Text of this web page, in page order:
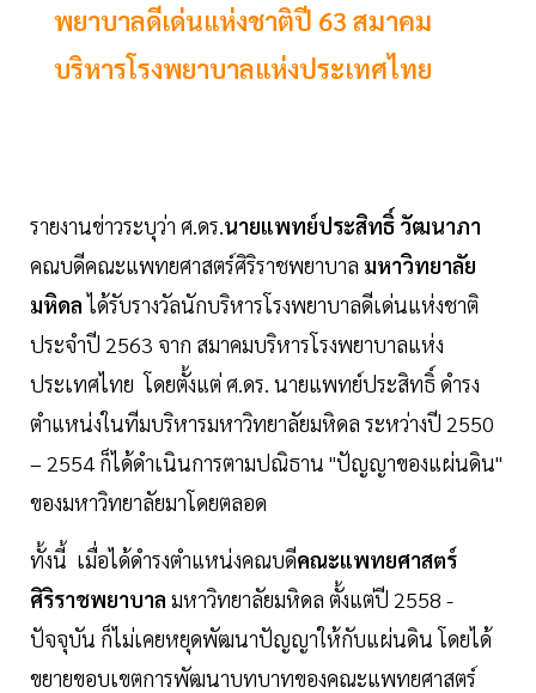
พยาบาลดีเด่นแห่งชาติปี 63 สมาคม
บริหารโรงพยาบาลแห่งประเทศไทย
รายงานข่าวระบุว่า ศ.ดร. นายแพทย์ประสิทธิ์ วัฒนาภา
คณบดีคณะแพทยศาสตร์ศิริราชพยาบาล มหาวิทยาลัย
มหิดลได้รับรางวัลนักบริหารโรงพยาบาลดีเด่นแห่งชาติ
ประจำปี 2563 จาก สมาคมบริหารโรงพยาบาลแห่ง
ประเทศไทย โดยตั้งแต่ ศ.ดร. นายแพทย์ประสิทธิ์ ดำรง
ตำแหน่งในทีมบริหารมหาวิทยาลัยมหิดล ระหว่างปี 2550
– 2554 ก็ได้ดำเนินการตามปณิธาน "ปัญญาของแผ่นดิน"
ของมหาวิทยาลัยมาโดยตลอด
ทั้งนี้ เมื่อได้ดำรงตำแหน่งคณบดีคณะแพทยศาสตร์
ศิริราชพยาบาล มหาวิทยาลัยมหิดล ตั้งแต่ปี 2558 -
ปัจจุบัน ก็ไม่เคยหยุดพัฒนาปัญญาให้กับแผ่นดิน โดยได้
ขยายขอบเขตการพัฒนาบทบาทของคณะแพทยศาสตร์